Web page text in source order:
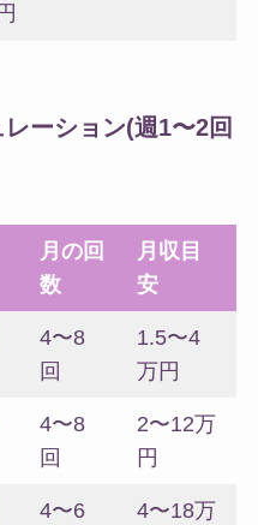
レーション(週1〜2回
月の回
数
月収目
安
4〜8
回
1.5〜4
万円
4〜8
回
2〜12万
円
4〜6
4〜18万